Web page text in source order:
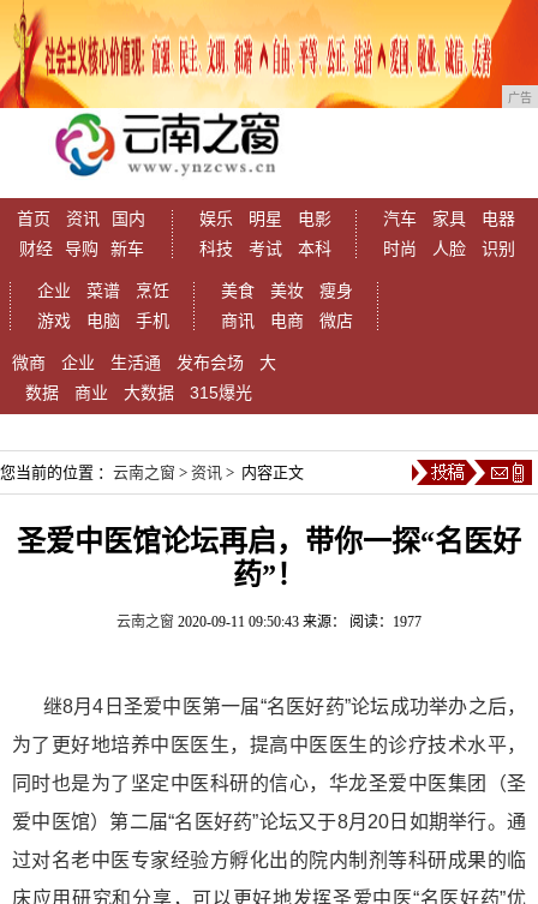
广告
首页 资讯
国内
财经
导购 新车
娱乐 明星
电影
科技
考试 本科
汽车 家具
电器
时尚
人脸 识别
企业 菜谱
烹饪
游戏
电脑 手机
美食 美妆
瘦身
商讯
电商 微店
微商 企业 生活通 发布会场
大
数据
商业 大数据 315爆光
您当前的位置 ： 云南之窗 > 资讯 > 内容正文
圣爱中医馆论坛再启，带你一探“名医好
药”！
云南之窗 2020-09-11 09:50:43 来源： 阅读：1977
继8月4 日圣爱中医第一届“名医好药”论坛成功举办之后，
为了更好地培养中医医生，提高中医医生的诊疗技术水平，
同时也是为了坚定中医科研的信心，华龙圣爱中医集团（圣
爱中医馆）第二届“名医好药”论坛又于8月 20 日如期举行。通
过对名老中医专家经验方孵化出的院内制剂等科研成果的临
床应用研究和分享，可以 更好地发挥圣爱中医“名医好药”优